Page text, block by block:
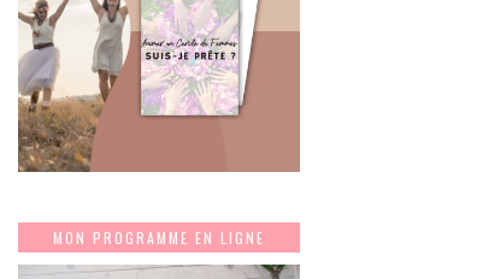
MON PROGRAMME EN LIGNE